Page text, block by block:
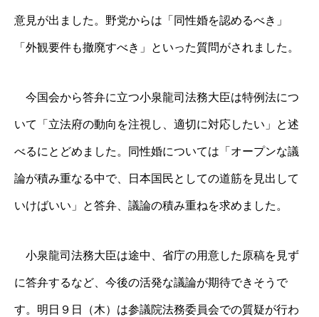
意見が出ました。野党からは「同性婚を認めるべき」
「外観要件も撤廃すべき」といった質問がされました。
今国会から答弁に立つ小泉龍司法務大臣は特例法につ
いて「立法府の動向を注視し、適切に対応したい」と述
べるにとどめました。同性婚については「オープンな議
論が積み重なる中で、日本国民としての道筋を見出して
いけばいい」と答弁、議論の積み重ねを求めました。
小泉龍司法務大臣は途中、省庁の用意した原稿を見ず
に答弁するなど、今後の活発な議論が期待できそうで
す。明日９日（木）は参議院法務委員会での質疑が行わ